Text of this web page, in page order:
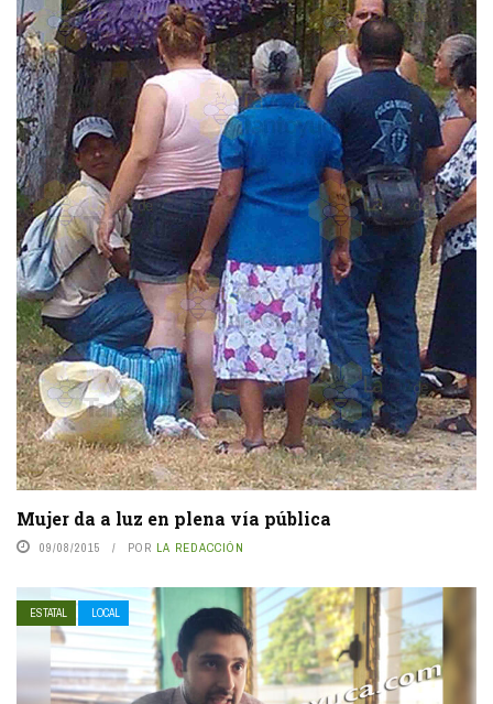
Mujer da a luz en plena vía pública
09/08/2015 POR LA REDACCIÓN
ESTATAL LOCAL